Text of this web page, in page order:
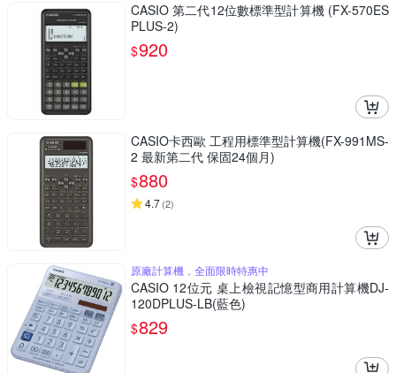
CASIO 第二代12位數標準型計算機 (FX-570ES
PLUS-2)
$920
CASIO卡西歐 工程用標準型計算機(FX-991MS-
2 最新第二代 保固24個月)
$880
4.7(2)
原廠計算機，全面限時特惠中
CASIO 12位元 桌上檢視記憶型商用計算機DJ-
120DPLUS-LB(藍色)
$829